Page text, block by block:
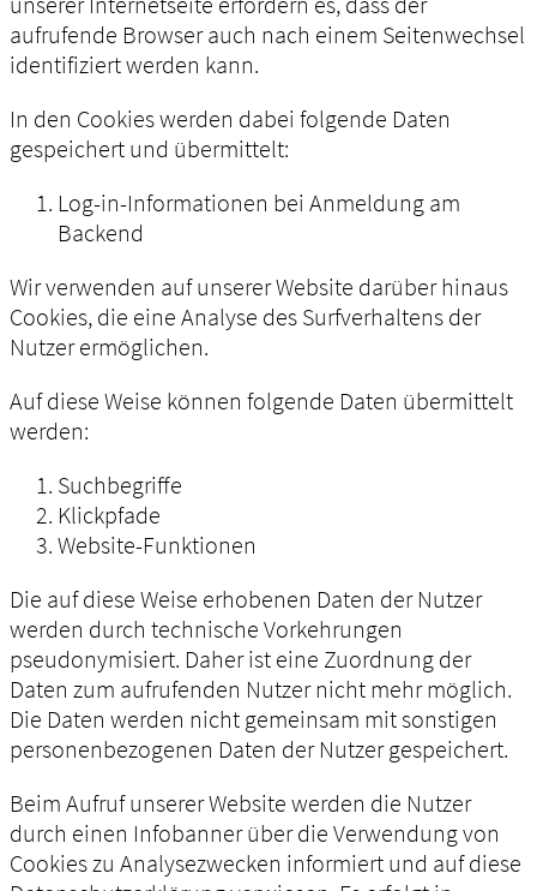
aufrufende Browser auch nach einem Seitenwechsel
identifiziert werden kann.
In den Cookies werden dabei folgende Daten
gespeichert und übermittelt:
Log-in-Informationen bei Anmeldung am
Backend
Wir verwenden auf unserer Website darüber hinaus
Cookies, die eine Analyse des Surfverhaltens der
Nutzer ermöglichen.
Auf diese Weise können folgende Daten übermittelt
werden:
Suchbegriffe
Klickpfade
Website-Funktionen
Die auf diese Weise erhobenen Daten der Nutzer
werden durch technische Vorkehrungen
pseudonymisiert. Daher ist eine Zuordnung der
Daten zum aufrufenden Nutzer nicht mehr möglich.
Die Daten werden nicht gemeinsam mit sonstigen
personenbezogenen Daten der Nutzer gespeichert.
Beim Aufruf unserer Website werden die Nutzer
durch einen Infobanner über die Verwendung von
Cookies zu Analysezwecken informiert und auf diese